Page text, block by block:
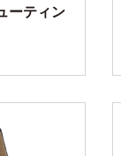
ーティン